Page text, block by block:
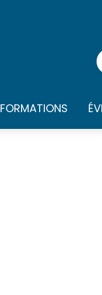
FORMATIONS